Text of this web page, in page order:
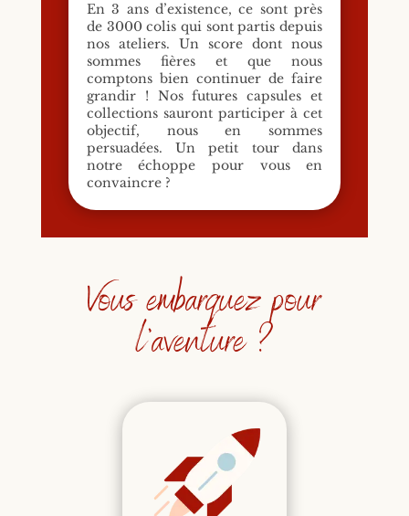
En 3 ans d’existence, ce sont près
de 3000 colis qui sont partis depuis
nos ateliers. Un score dont nous
sommes fières et que nous
comptons bien continuer de faire
grandir ! Nos futures capsules et
collections sauront participer à cet
objectif, nous en sommes
persuadées. Un petit tour dans
notre échoppe pour vous en
convaincre ?
Vous embarquez pour
l’aventure ?